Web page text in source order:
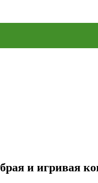
и игривая